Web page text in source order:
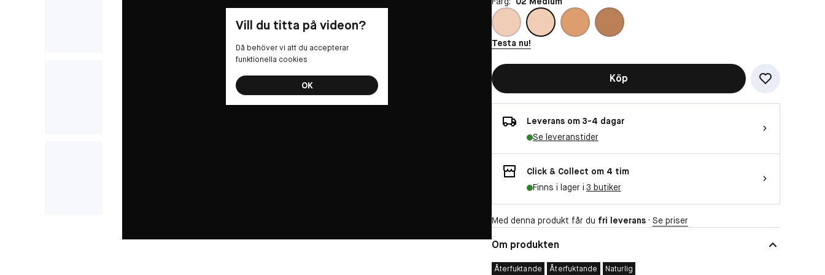
Vill du titta på videon?
Då behöver vi att du accepterar
funktionella cookies
OK
Testa nu!
Köp
Leverans om 3-4 dagar
Se leveranstider
Click & Collect om 4 tim
Finns i lager i 3 butiker
Med denna produkt får du fri leverans· Se priser
Om produkten
Återfuktande Återfuktande Naturlig